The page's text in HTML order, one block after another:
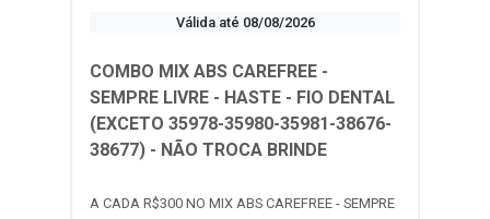
Válida até 08/08/2026
COMBO MIX ABS CAREFREE -
SEMPRE LIVRE - HASTE - FIO DENTAL
(EXCETO 35978-35980-35981-38676-
38677) - NÃO TROCA BRINDE
A CADA R$300 NO MIX ABS CAREFREE - SEMPRE